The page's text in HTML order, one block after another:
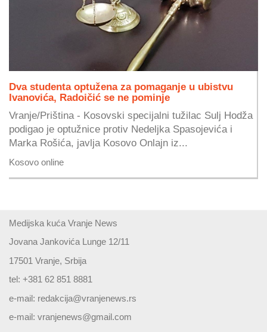
Dva studenta optužena za pomaganje u ubistvu
Ivanovića, Radoičić se ne pominje
Vranje/Priština - Kosovski specijalni tužilac Sulj Hodža
podigao je optužnice protiv Nedeljka Spasojevića i
Marka Rošića, javlja Kosovo Onlajn iz...
Kosovo online
Medijska kuća Vranje News
Jovana Jankovića Lunge 12/11
17501 Vranje, Srbija
tel: +381 62 851 8881
e-mail: redakcija@vranjenews.rs
e-mail: vranjenews@gmail.com